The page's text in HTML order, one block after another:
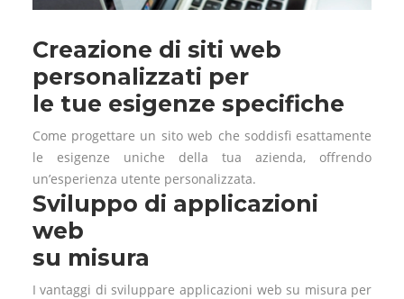
Creazione di siti web
personalizzati per
le tue esigenze specifiche
Come progettare un sito web che soddisfi esattamente
le esigenze uniche della tua azienda, offrendo
un’esperienza utente personalizzata.
Sviluppo di applicazioni
web
su misura
I vantaggi di sviluppare applicazioni web su misura per